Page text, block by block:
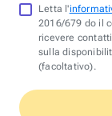
Letta l'
2016/679 do il
ricevere
sulla
(facoltativo).